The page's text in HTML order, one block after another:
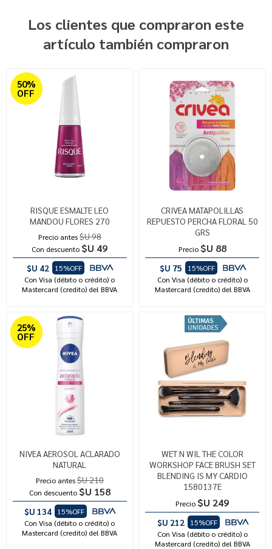
Los clientes que compraron este
artículo también compraron
50%
OFF
RISQUE ESMALTE LEO
MANDOU FLORES 270
Precio antes$U 98
Con descuento $U 49
$U 42
15%OFF
Con Visa (débito o crédito) o
Mastercard (credito) del BBVA
CRIVEA MATAPOLILLAS
REPUESTO PERCHA FLORAL 50
GRS
Precio $U 88
$U 75
15%OFF
Con Visa (débito o crédito) o
Mastercard (credito) del BBVA
25%
OFF
NIVEA AEROSOL ACLARADO
NATURAL
Precio antes$U 210
Con descuento $U 158
$U 134
15%OFF
Con Visa (débito o crédito) o
Mastercard (credito) del BBVA
WET N WIL THE COLOR
WORKSHOP FACE BRUSH SET
BLENDING IS MY CARDIO
1580137E
Precio $U 249
$U 212
15%OFF
Con Visa (débito o crédito) o
Mastercard (credito) del BBVA